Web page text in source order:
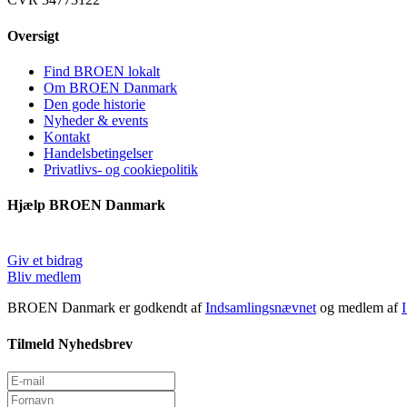
Oversigt
Find BROEN lokalt
Om BROEN Danmark
Den gode historie
Nyheder & events
Kontakt
Handelsbetingelser
Privatlivs- og cookiepolitik
Hjælp BROEN Danmark
Giv et bidrag
Bliv medlem
BROEN Danmark er godkendt afIndsamlingsnævnetog medlem af
Tilmeld Nyhedsbrev